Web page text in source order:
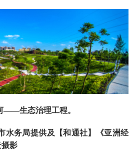
——生态治理工程。
水务局提供及【和通社】《亚洲经
影